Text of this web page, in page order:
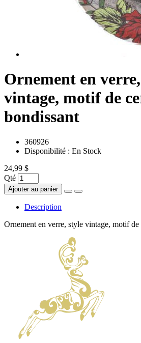
Ornement en
vintage, motif de
bondissant
360926
Disponibilité : En Stock
24,99 $
Qté
Ajouter au panier
Description
Ornement en verre, style vintage, motif de